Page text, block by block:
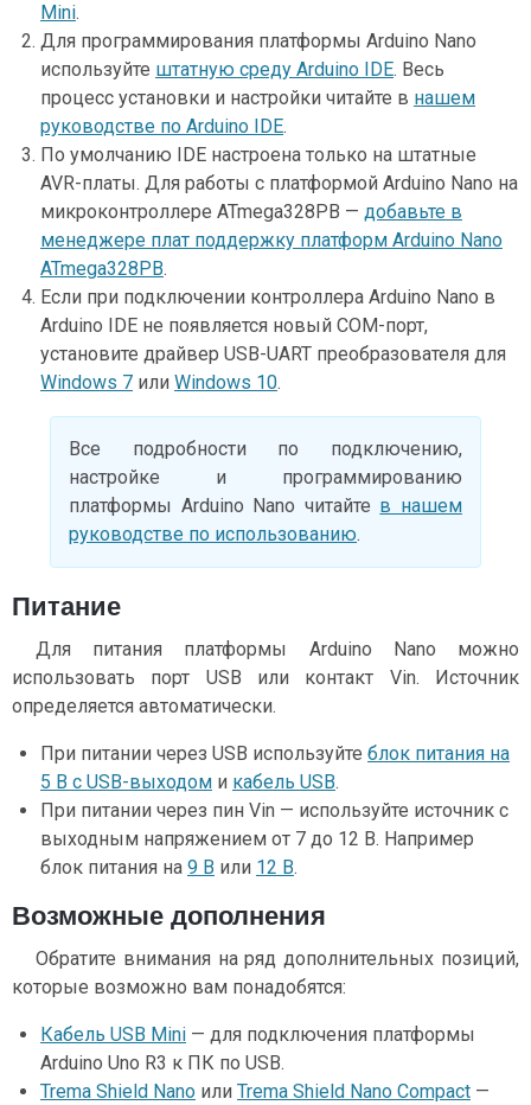
Mini.
Для программирования платформы Arduino Nano
используйте штатную среду Arduino IDE. Весь
процесс установки и настройки читайте в нашем
руководстве по Arduino IDE.
По умолчанию IDE настроена только на штатные
AVR-платы. Для работы с платформой Arduino Nano на
микроконтроллере ATmega328PB — добавьте в
менеджере плат поддержку платформ Arduino Nano
ATmega328PB.
Если при подключении контроллера Arduino Nano в
Arduino IDE не появляется новый COM-порт,
установите драйвер USB-UART преобразователя для
Windows 7 или Windows 10.
Все подробности по подключению,
настройке и программированию
платформы Arduino Nano читайте в нашем
руководстве по использованию.
Питание
Для питания платформы Arduino Nano можно
использовать порт USB или контакт Vin. Источник
определяется автоматически.
При питании через USB используйте блок питания на
5 В с USB-выходом и кабель USB.
При питании через пин Vin — используйте источник с
выходным напряжением от 7 до 12 В. Например
блок питания на 9 В или 12 В.
Возможные дополнения
Обратите внимания на ряд дополнительных позиций,
которые возможно вам понадобятся:
Кабель USB Mini — для подключения платформы
Arduino Uno R3 к ПК по USB.
Trema Shield Nano или Trema Shield Nano Compact —